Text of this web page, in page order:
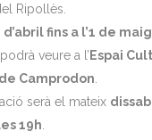
Ripollès.
d’abril fins a l’1 de maig
veure a l’ Espai
Camprodon
serà el mateix
19h